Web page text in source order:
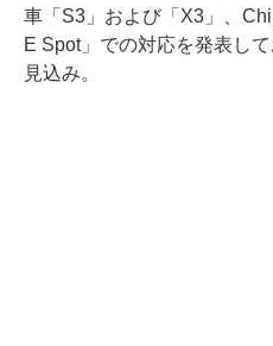
車「S3」および「X3」、
E Spot」での対応を発表し
見込み。